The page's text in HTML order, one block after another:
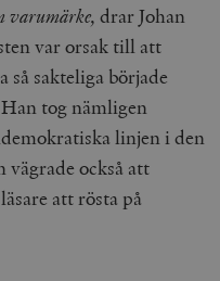
varumärke,drar Johan
var orsak till att
sakteliga började
tog nämligen
linjen i den
också att
läsare att rösta på